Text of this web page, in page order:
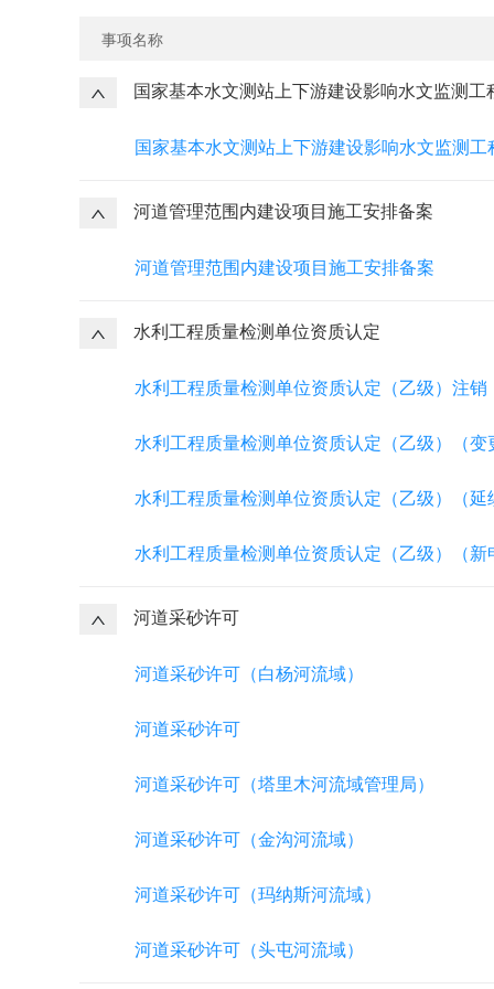
事项名称
国家基本水文测站上下游建设影响水文监测工
国家基本水文测站上下游建设影响水文监测工
河道管理范围内建设项目施工安排备案
河道管理范围内建设项目施工安排备案
水利工程质量检测单位资质认定
水利工程质量检测单位资质认定（乙级）注销
水利工程质量检测单位资质认定（乙级）（变
水利工程质量检测单位资质认定（乙级）（延
水利工程质量检测单位资质认定（乙级）（新
河道采砂许可
河道采砂许可（白杨河流域）
河道采砂许可
河道采砂许可（塔里木河流域管理局）
河道采砂许可（金沟河流域）
河道采砂许可（玛纳斯河流域）
河道采砂许可（头屯河流域）